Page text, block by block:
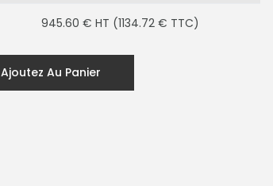
945.60 € HT (1134.72 € TTC)
Ajoutez Au Panier